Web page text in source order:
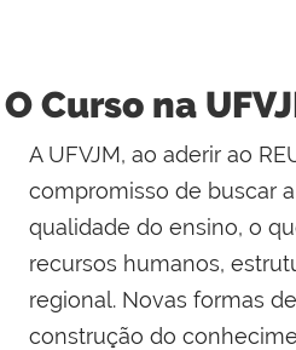
O Curso na
A UFVJM, ao aderir ao
compromisso de buscar
qualidade do ensino, o
recursos humanos,
regional. Novas formas
construção do